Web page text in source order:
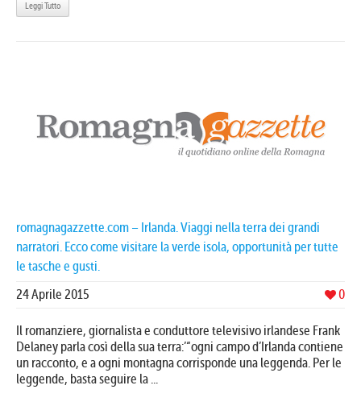
Leggi Tutto
romagnagazzette.com – Irlanda. Viaggi nella terra dei grandi
narratori. Ecco come visitare la verde isola, opportunità per tutte
le tasche e gusti.
0
24 Aprile 2015
Il romanziere, giornalista e conduttore televisivo irlandese Frank
Delaney parla così della sua terra:’“ogni campo d’Irlanda contiene
un racconto, e a ogni montagna corrisponde una leggenda. Per le
leggende, basta seguire la ...